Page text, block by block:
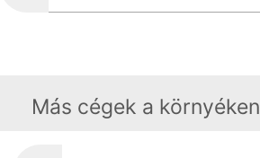
Más cégek a környéken